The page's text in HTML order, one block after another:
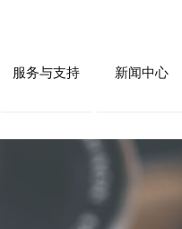
服务与支持 新闻中心